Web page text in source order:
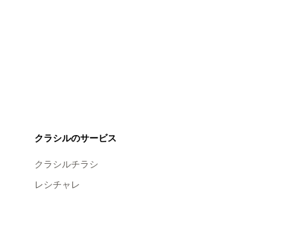
クラシルのサービス
クラシルチラシ
レシチャレ